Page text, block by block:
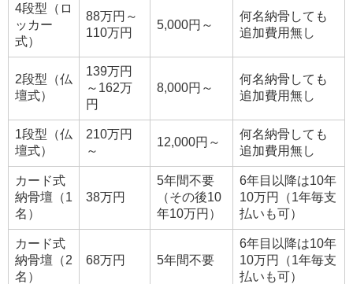
4段型（ロ
ッカー
式）
88万円～
110万円
5,000円～
何名納骨しても
追加費用無し
2段型（仏
壇式）
139万円
～162万
円
8,000円～
何名納骨しても
追加費用無し
1段型（仏
壇式）
210万円
～
12,000円～
何名納骨しても
追加費用無し
カード式
納骨壇（1
名）
38万円
5年間不要
（その後10
年10万円）
6年目以降は10年
10万円（1年毎支
払いも可）
カード式
納骨壇（2
名）
68万円 5年間不要
6年目以降は10年
10万円（1年毎支
払いも可）